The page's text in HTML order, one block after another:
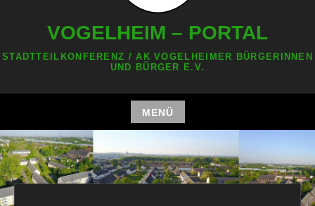
VOGELHEIM – PORTAL
STADTTEILKONFERENZ / AK VOGELHEIMER BÜRGERINNEN
UND BÜRGER E.V.
MENÜ
Zum
Inhalt
springen